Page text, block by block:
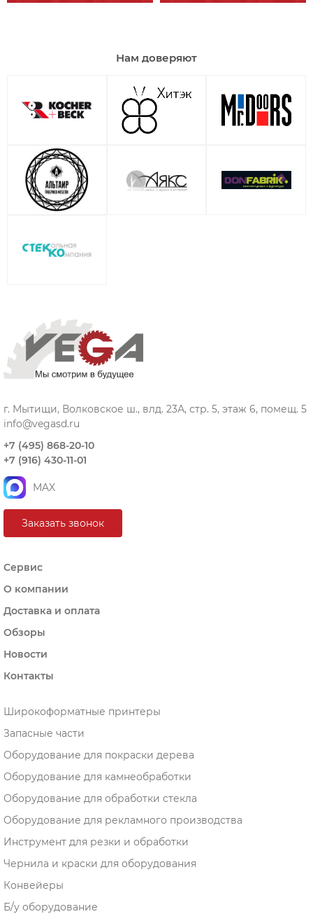
Нам доверяют
г. Мытищи, Волковское ш., влд. 23А, стр. 5, этаж 6, помещ. 5
info@vegasd.ru
+7 (495) 868-20-10
+7 (916) 430-11-01
MAX
Заказать звонок
Сервис
О компании
Доставка и оплата
Обзоры
Новости
Контакты
Широкоформатные принтеры
Запасные части
Оборудование для покраски дерева
Оборудование для камнеобработки
Оборудование для обработки стекла
Оборудование для рекламного производства
Инструмент для резки и обработки
Чернила и краски для оборудования
Конвейеры
Б/у оборудование